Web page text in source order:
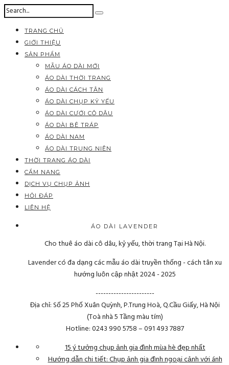
TRANG CHỦ
GIỚI THIỆU
SẢN PHẨM
MẪU ÁO DÀI MỚI
ÁO DÀI THỜI TRANG
ÁO DÀI CÁCH TÂN
ÁO DÀI CHỤP KỶ YẾU
ÁO DÀI CƯỚI CÔ DÂU
ÁO DÀI BÊ TRÁP
ÁO DÀI NAM
ÁO DÀI TRUNG NIÊN
THỜI TRANG ÁO DÀI
CẨM NANG
DỊCH VỤ CHỤP ẢNH
HỎI ĐÁP
LIÊN HỆ
ÁO DÀI LAVENDER
Cho thuê áo dài cô dâu, kỷ yếu, thời trang Tại Hà Nội.
Lavender có đa dạng các mẫu áo dài truyền thống - cách tân xu
hướng luôn cập nhật 2024 - 2025
-----------------------
Địa chỉ: Số 25 Phố Xuân Quỳnh, P.Trung Hoà, Q.Cầu Giấy, Hà Nội
(Toà nhà 5 Tầng màu tím)
Hotline: 0243 990 5758 – 091 493 7887
15 ý tưởng chụp ảnh gia đình mùa hè đẹp nhất
Hướng dẫn chi tiết: Chụp ảnh gia đình ngoại cảnh với ánh